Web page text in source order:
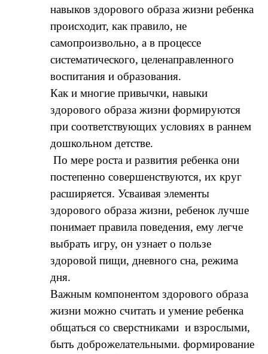
навыков здорового образа жизни ребенка
происходит, как правило, не
самопроизвольно, а в процессе
систематического, целенаправленного
воспитания и образования.
Как и многие привычки, навыки
здорового образа жизни формируются
при соответствующих условиях в раннем
дошкольном детстве.
По мере роста и развития ребенка они
постепенно совершенствуются, их круг
расширяется. Усваивая элементы
здорового образа жизни, ребенок лучше
понимает правила поведения, ему легче
выбрать игру, он узнает о пользе
здоровой пищи, дневного сна, режима
дня.
Важным компонентом здорового образа
жизни можно считать и умение ребенка
общаться со сверстниками и взрослыми,
быть доброжелательными. формирование